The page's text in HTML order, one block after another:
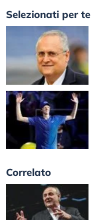
Selezionati per te
Correlato